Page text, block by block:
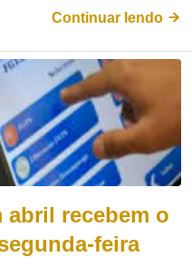
Continuar lendo
abril recebem o
feira